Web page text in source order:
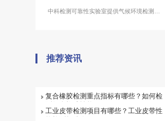
中科检测可靠性实验室提供气候环境检测服
推荐资讯
复合橡胶检测重点指标有哪些？如何检
工业皮带检测项目有哪些？工业皮带性